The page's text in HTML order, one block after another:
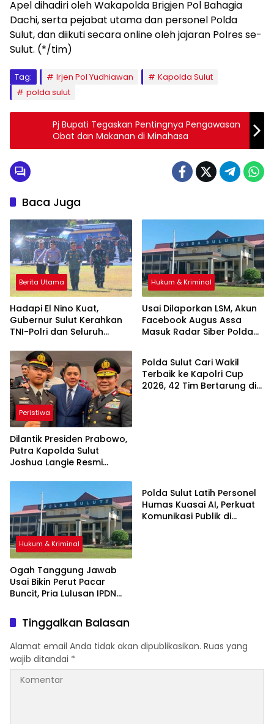
Apel dihadiri oleh Wakapolda Brigjen Pol Bahagia
Dachi, serta pejabat utama dan personel Polda
Sulut, dan diikuti secara online oleh jajaran Polres se-
Sulut. (*/tim)
Tag: Irjen Pol Yudhiawan
Kapolda Sulut
polda sulut
Pj Bupati Tegaskan Pentingnya Pengawasan
Obat dan Makanan di Minahasa
Baca Juga
Berita Utama
Hadapi El Nino Kuat,
Gubernur Sulut Kerahkan
TNI-Polri dan Seluruh
Hukum & Kriminal
Usai Dilaporkan LSM, Akun
Facebook Augus Assa
Masuk Radar Siber Polda
Peristiwa
Dilantik Presiden Prabowo,
Putra Kapolda Sulut
Joshua Langie Resmi
Olahraga
Polda Sulut Cari Wakil
Terbaik ke Kapolri Cup
2026, 42 Tim Bertarung di
Hukum & Kriminal
Ogah Tanggung Jawab
Usai Bikin Perut Pacar
Buncit, Pria Lulusan IPDN
Polda Sulut, Ini
Identitasnya
Polda Sulut Latih Personel
Humas Kuasai AI, Perkuat
Komunikasi Publik di
Tinggalkan Balasan
Alamat email Anda tidak akan dipublikasikan. Ruas yang
wajib ditandai *